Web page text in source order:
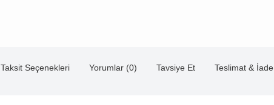
Taksit Seçenekleri Yorumlar (0) Tavsiye Et Teslimat & İade